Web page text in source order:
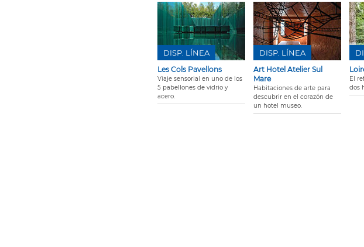
Les Cols Pavellons
Viaje sensorial en uno de los
5 pabellones de vidrio y
acero.
DISP. LÍNEA
Art Hotel Atelier Sul
Mare
Habitaciones de arte para
descubrir en el corazón de
un hotel museo.
DISP. LÍNEA
El
dos